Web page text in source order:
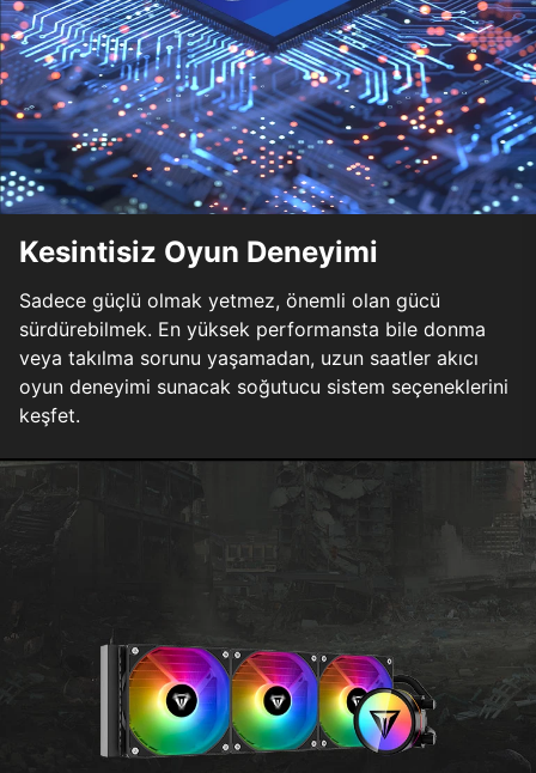
Kesintisiz Oyun Deneyimi
Sadece güçlü olmak yetmez, önemli olan gücü
sürdürebilmek. En yüksek performansta bile donma
veya takılma sorunu yaşamadan, uzun saatler akıcı
oyun deneyimi sunacak soğutucu sistem seçeneklerini
keşfet.